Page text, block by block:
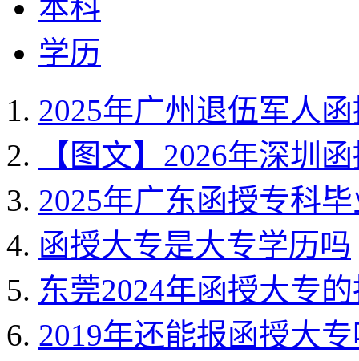
本科
学历
2025年广州退伍军人
【图文】2026年深圳
2025年广东函授专科
函授大专是大专学历吗
东莞2024年函授大专
2019年还能报函授大